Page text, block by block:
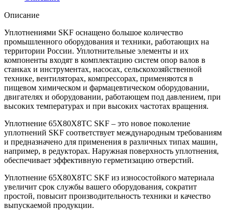
Описание
Уплотнениями SKF оснащено большое количество
промышленного оборудования и техники, работающих на
территории России. Уплотнительные элементы и их
компоненты входят в комплектацию систем опор валов в
станках и инструментах, насосах, сельскохозяйственной
технике, вентиляторах, компрессорах, применяются в
пищевом химическом и фармацевтическом оборудовании,
двигателях и оборудовании, работающем под давлением, при
высоких температурах и при высоких частотах вращения.
Уплотнение 65X80X8TC SKF – это новое поколение
уплотнений SKF соответствует международным требованиям
и предназначено для применения в различных типах машин,
например, в редукторах. Наружная поверхность уплотнения,
обеспечивает эффективную герметизацию отверстий.
Уплотнение 65X80X8TC SKF из износостойкого материала
увеличит срок службы вашего оборудования, сократит
простой, повысит производительность техники и качество
выпускаемой продукции.